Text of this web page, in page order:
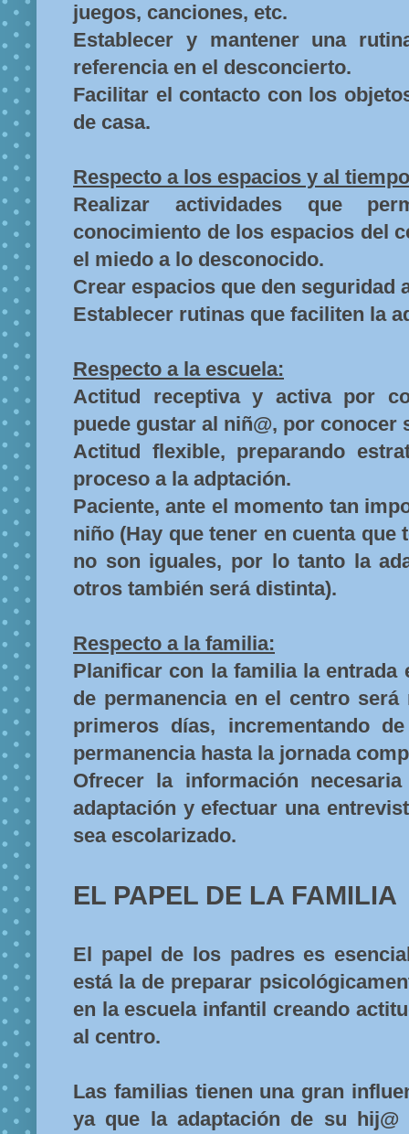
juegos, canciones, etc.
Establecer y mantener una
referencia en el desconcierto.
Facilitar el contacto con los
de casa.
Respecto a los espacios y al
Realizar actividades que
conocimiento de los espacios del
el miedo a lo desconocido.
Crear espacios que den seguridad
Establecer rutinas que faciliten la
Respecto a la escuela:
Actitud receptiva y activa por
puede gustar al niñ@, por
Actitud flexible, preparando
proceso a la adptación.
Paciente, ante el momento tan
niño (Hay que tener en cuenta
no son iguales, por lo tanto la
otros también será distinta).
Respecto a la familia:
Planificar con la familia la entrada
de permanencia en el centro
primeros días, incrementando
permanencia hasta la jornada
Ofrecer la información
adaptación y efectuar una
sea escolarizado.
EL PAPEL DE LA FAMILIA
El papel de los padres es
está la de preparar
en la escuela infantil creando
al centro.
Las familias tienen una gran
ya que la adaptación de su hij@